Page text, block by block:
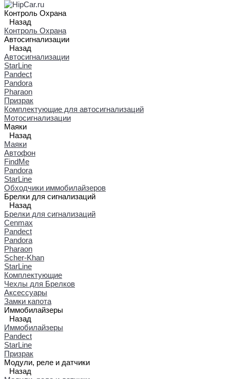
Контроль Охрана
Назад
Контроль Охрана
Автосигнализации
Назад
Автосигнализации
StarLine
Pandect
Pandora
Pharaon
Призрак
Комплектующие для автосигнализаций
Мотосигнализации
Маяки
Назад
Маяки
Автофон
FindMe
Pandora
StarLine
Обходчики иммобилайзеров
Брелки для сигнализаций
Назад
Брелки для сигнализаций
Cenmax
Pandect
Pandora
Pharaon
Scher-Khan
StarLine
Комплектующие
Чехлы для Брелков
Аксессуары
Замки капота
Иммобилайзеры
Назад
Иммобилайзеры
Pandect
StarLine
Призрак
Модули, реле и датчики
Назад